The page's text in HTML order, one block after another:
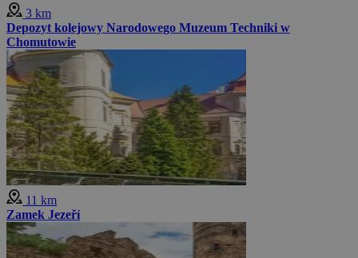
3 km
Depozyt kolejowy Narodowego Muzeum Techniki w
Chomutowie
11 km
Zamek Jezeří